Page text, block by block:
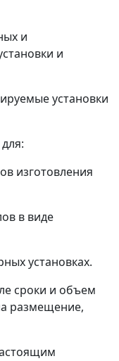
и
и
установки
изготовления
в виде
установках.
сроки и объем
размещение,